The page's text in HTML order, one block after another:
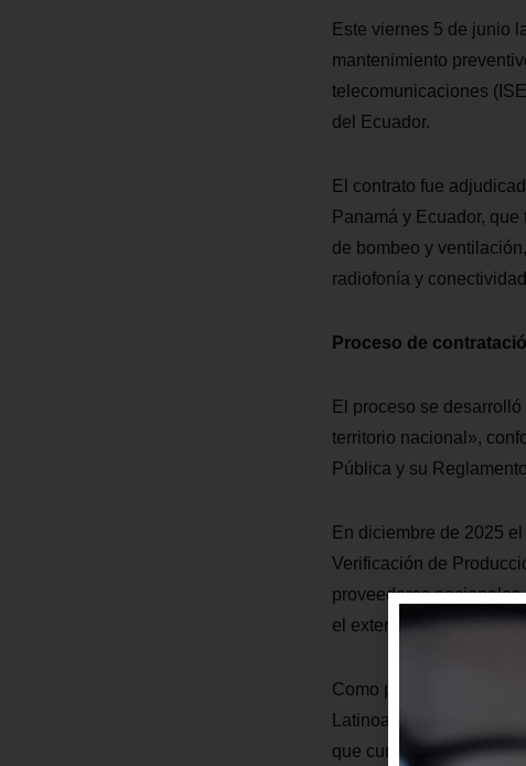
Este viernes 5 de junio
mantenimiento
telecomunicaciones
del Ecuador.
El contrato fue
Panamá y Ecuador,
de bombeo y
radiofonía y
Proceso de
El proceso se
territorio nacional»,
Pública y su
En diciembre de 2025
Verificación de
proveedores
el exterior.
Como parte del
Latinoamericana de
que cumplan con los